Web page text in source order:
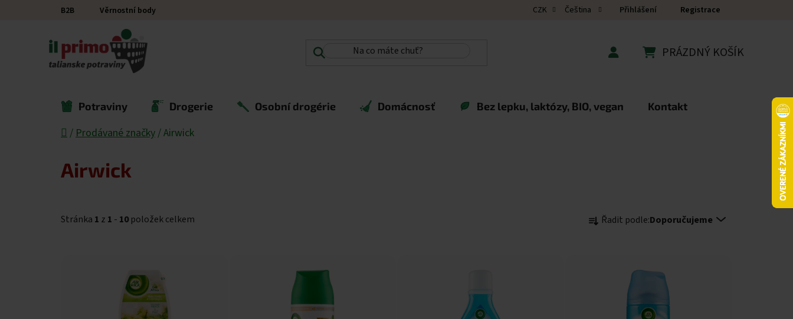
B2B Věrnostní body CZK Čeština Přihlášení Registrace
PRÁZDNÝ KOŠÍK
Potraviny Drogerie Osobní drogérie Domácnosť Bez lepku, laktózy, BIO, vegan Kontakt
Domů
/ Prodávané značky /Airwick
Airwick
Stránka 1 z 1 - 10 položek celkem
Řazení produktů
Řadit podle:Doporučujeme